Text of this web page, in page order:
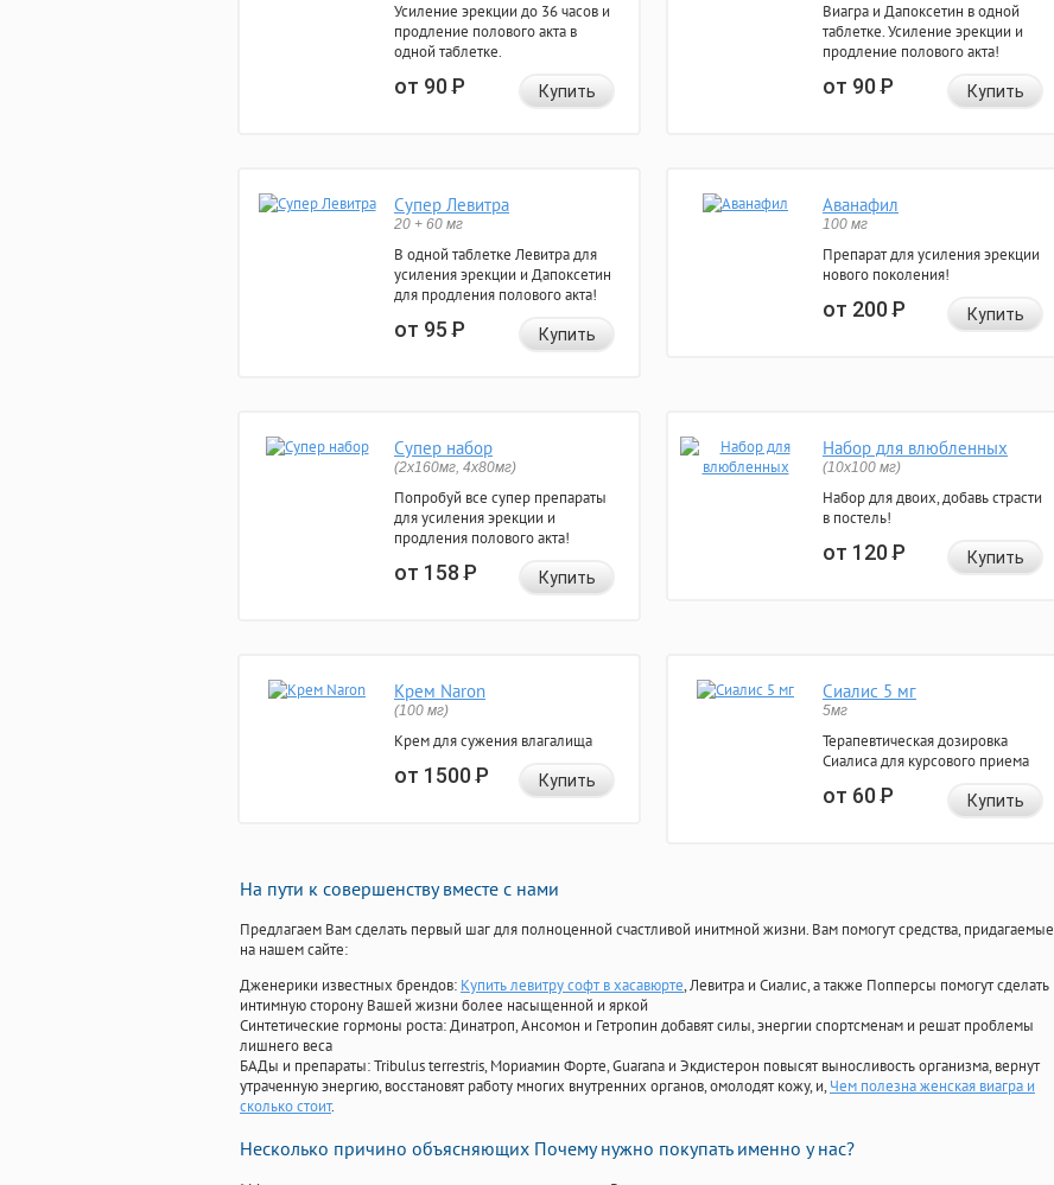
Усиление эрекции до 36 часов и
продление полового акта в
одной таблетке.
от 90Р Купить
Виагра и Дапоксетин в одной
таблетке. Усиление эрекции и
продление полового акта!
от 90Р Купить
Супер Левитра
20 + 60 мг
В одной таблетке Левитра для
усиления эрекции и Дапоксетин
для продления полового акта!
от 95Р Купить
Аванафил
100 мг
Препарат для усиления эрекции
нового поколения!
от 200Р Купить
Супер набор
(2х160мг, 4х80мг)
Попробуй все супер препараты
для усиления эрекции и
продления полового акта!
от 158Р Купить
Набор для влюбленных
(10х100 мг)
Набор для двоих, добавь страсти
в постель!
от 120Р Купить
Крем Naron
(100 мг)
Крем для сужения влагалища
от 1500Р Купить
Сиалис 5 мг
5мг
Терапевтическая дозировка
Сиалиса для курсового приема
от 60Р Купить
На пути к совершенству вместе с нами
Предлагаем Вам сделать первый шаг для полноценной счастливой инитмной жизни. Вам помогут средства, придагаемые
на нашем сайте:
Дженерики известных брендов: Купить левитру софт в хасавюрте, Левитра и Сиалис, а также Попперсы помогут сделать
интимную сторону Вашей жизни более насыщенной и яркой
Синтетические гормоны роста: Динатроп, Ансомон и Гетропин добавят силы, энергии спортсменам и решат проблемы
лишнего веса
БАДы и препараты:Tribulus terrestris, Мориамин Форте, Guarana и Экдистерон повысят выносливость организма, вернут
утраченную энергию, восстановят работу многих внутренних органов, омолодят кожу, и, Чем полезна женская виагра и
сколько стоит.
Несколько причино объясняющих Почему нужно покупать именно у нас?